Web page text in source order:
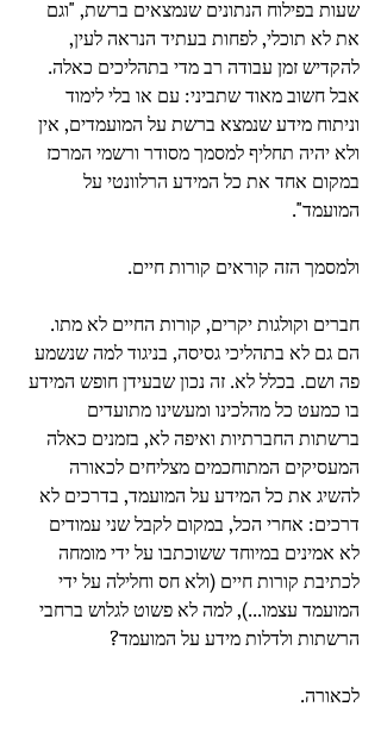
שעות בפילוח הנתונים שנמצאים ברשת, "וגם
את לא תוכלי, לפחות בעתיד הנראה לעין,
להקדיש זמן עבודה רב מדי בתהליכים כאלה.
אבל חשוב מאוד שתביני: עם או בלי לימוד
וניתוח מידע שנמצא ברשת על המועמדים, אין
ולא יהיה תחליף למסמך מסודר ורשמי המרכז
במקום אחד את כל המידע הרלוונטי על
המועמד".
ולמסמך הזה קוראים קורות חיים.
חברים וקולגות יקרים, קורות החיים לא מתו.
הם גם לא בתהליכי גסיסה, בניגוד למה שנשמע
פה ושם. בכלל לא. זה נכון שבעידן חופש המידע
בו כמעט כל מהלכינו ומעשינו מתועדים
ברשתות החברתיות ואיפה לא, בזמנים כאלה
המעסיקים המתוחכמים מצליחים לכאורה
להשיג את כל המידע על המועמד, בדרכים לא
דרכים: אחרי הכל, במקום לקבל שני עמודים
לא אמינים במיוחד ששוכתבו על ידי מומחה
לכתיבת קורות חיים (ולא חס וחלילה על ידי
המועמד עצמו...), למה לא פשוט לגלוש ברחבי
הרשתות ולדלות מידע על המועמד?
לכאורה.